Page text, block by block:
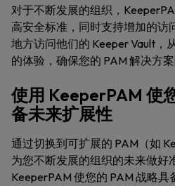
对于不断发展的组织，
高安全标准，同时支持增加的访
地方访问他们的 Keeper Vault，
的体验，确保您的 PAM 解决方
使用 KeeperPAM 使
备未来扩展性
通过切换到可扩展的 PAM（如
为您不断发展的组织的未来做好
KeeperPAM 使您的 PAM 战略